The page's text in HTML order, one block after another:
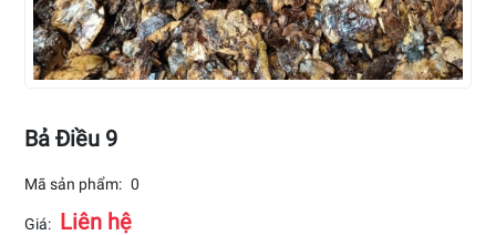
Bả Điều 9
Mã sản phẩm: 0
Giá: Liên hệ